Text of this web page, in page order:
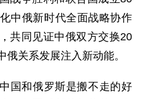
中俄新时代全面战略协作
共同见证中俄双方交换20
关系发展注入新动能。
国和俄罗斯是搬不走的好